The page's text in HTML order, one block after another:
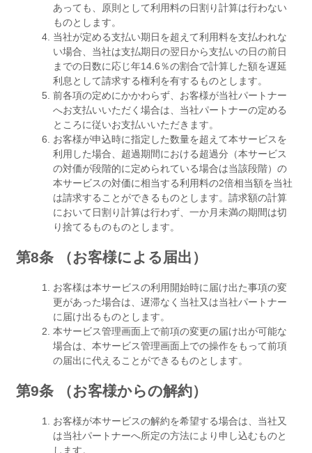
あっても、原則として利用料の日割り計算は行わない
ものとします。
当社が定める支払い期日を超えて利用料を支払われな
い場合、当社は支払期日の翌日から支払いの日の前日
までの日数に応じ年14.6％の割合で計算した額を遅延
利息として請求する権利を有するものとします。
前各項の定めにかかわらず、お客様が当社パートナー
へお支払いいただく場合は、当社パートナーの定める
ところに従いお支払いいただきます。
お客様が申込時に指定した数量を超えて本サービスを
利用した場合、超過期間における超過分（本サービス
の対価が段階的に定められている場合は当該段階）の
本サービスの対価に相当する利用料の2倍相当額を当社
は請求することができるものとします。請求額の計算
において日割り計算は行わず、一か月未満の期間は切
り捨てるものものとします。
第8条 （お客様による届出）
お客様は本サービスの利用開始時に届け出た事項の変
更があった場合は、遅滞なく当社又は当社パートナー
に届け出るものとします。
本サービス管理画面上で前項の変更の届け出が可能な
場合は、本サービス管理画面上での操作をもって前項
の届出に代えることができるものとします。
第9条 （お客様からの解約）
お客様が本サービスの解約を希望する場合は、当社又
は当社パートナーへ所定の方法により申し込むものと
します。